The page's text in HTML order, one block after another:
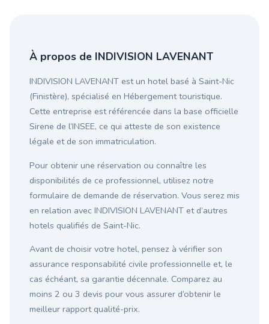
À propos de INDIVISION LAVENANT
INDIVISION LAVENANT est un hotel basé à Saint-Nic
(Finistère), spécialisé en Hébergement touristique.
Cette entreprise est référencée dans la base officielle
Sirene de l’INSEE, ce qui atteste de son existence
légale et de son immatriculation.
Pour obtenir une réservation ou connaître les
disponibilités de ce professionnel, utilisez notre
formulaire de demande de réservation. Vous serez mis
en relation avec INDIVISION LAVENANT et d’autres
hotels qualifiés de Saint-Nic.
Avant de choisir votre hotel, pensez à vérifier son
assurance responsabilité civile professionnelle et, le
cas échéant, sa garantie décennale. Comparez au
moins 2 ou 3 devis pour vous assurer d’obtenir le
meilleur rapport qualité-prix.